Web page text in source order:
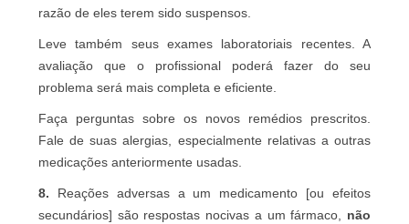
razão de eles terem sido suspensos.
Leve também seus exames laboratoriais recentes. A
avaliação que o profissional poderá fazer do seu
problema será mais completa e eficiente.
Faça perguntas sobre os novos remédios prescritos.
Fale de suas alergias, especialmente relativas a outras
medicações anteriormente usadas.
8. Reações adversas a um medicamento [ou efeitos
secundários] são respostas nocivas a um fármaco, não